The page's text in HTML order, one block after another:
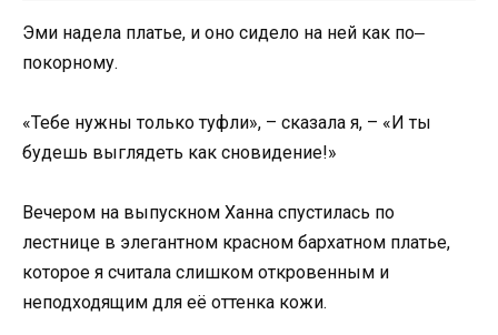
Эми надела платье, и оно сидело на ней как по‒
покорному.
«Тебе нужны только туфли», – сказала я, – «И ты
будешь выглядеть как сновидение!»
Вечером на выпускном Ханна спустилась по
лестнице в элегантном красном бархатном платье,
которое я считала слишком откровенным и
неподходящим для её оттенка кожи.